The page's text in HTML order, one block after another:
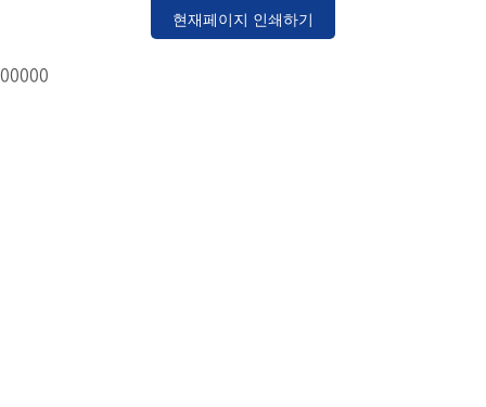
현재페이지 인쇄하기
00000